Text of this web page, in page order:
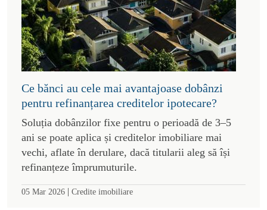
Ce bănci au cele mai avantajoase dobânzi
pentru refinanțarea creditelor ipotecare?
Soluția dobânzilor fixe pentru o perioadă de 3–5
ani se poate aplica și creditelor imobiliare mai
vechi, aflate în derulare, dacă titularii aleg să își
refinanțeze împrumuturile.
05 Mar 2026 | Credite imobiliare